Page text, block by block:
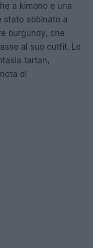
a kimono e una
stato abbinato a
burgundy, che
al suo outfit. Le
tartan,
di